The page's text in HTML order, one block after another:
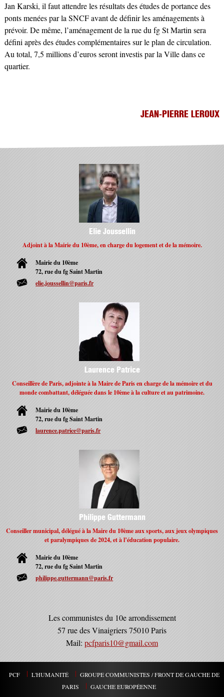
Jan Karski, il faut attendre les résultats des études de portance des
ponts menées par la SNCF avant de définir les aménagements à
prévoir. De même, l’aménagement de la rue du fg St Martin sera
défini après des études complémentaires sur le plan de circulation.
Au total, 7,5 millions d’euros seront investis par la Ville dans ce
quartier.
JEAN-PIERRE LEROUX
Elie Joussellin
Adjoint à la Mairie du 10ème, en charge du logement et de la mémoire.
Mairie du 10ème
72, rue du fg Saint Martin
elie.joussellin@paris.fr
Laurence Patrice
Conseillère de Paris, adjointe à la Maire de Paris en charge de la mémoire et du
monde combattant, déléguée dans le 10ème à la culture et au patrimoine.
Mairie du 10ème
72, rue du fg Saint Martin
laurence.patrice@paris.fr
Philippe Guttermann
Conseiller municipal, délégué à la Maire du 10ème aux sports, aux jeux olympiques
et paralympiques de 2024, et à l’éducation populaire.
Mairie du 10ème
72, rue du fg Saint Martin
philippe.guttermann@paris.fr
Les communistes du 10e arrondissement
57 rue des Vinaigriers 75010 Paris
Mail: pcfparis10@gmail.com
PCF L'HUMANITÉ
GROUPE COMMUNISTES / FRONT DE GAUCHE DE
PARIS
GAUCHE EUROPÉENNE